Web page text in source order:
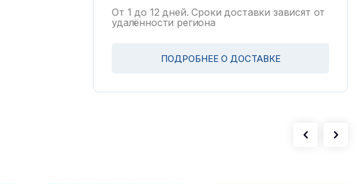
От 1 до 12 дней. Сроки доставки зависят от
удалённости региона
ПОДРОБНЕЕ О ДОСТАВКЕ